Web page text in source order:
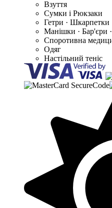
Взуття
Сумки і Рюкзаки
Гетри ·
Манішки · Бар'єри
Споротивна
Одяг
Настільний теніс